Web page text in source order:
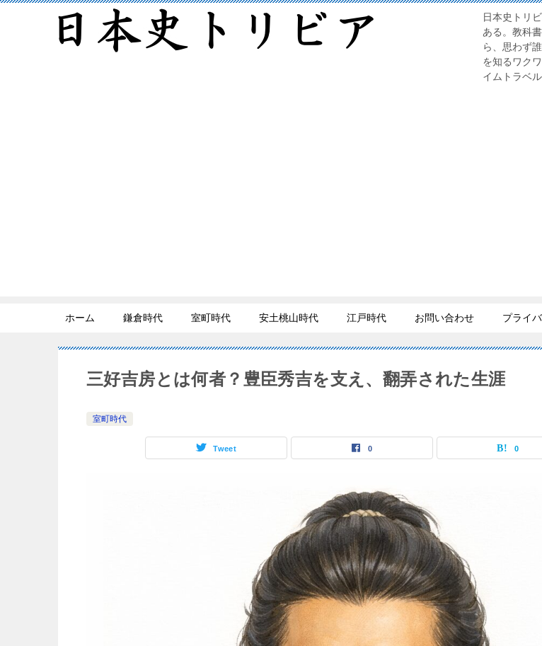
日本史トリ
ある。教科
ら、思わず
を知るワク
イムトラベ
ホーム 鎌倉時代 室町時代 安土桃山時代 江戸時代 お問い合わせ プライ
三好吉房とは何者？豊臣秀吉を支え、翻弄された生涯
室町時代
Tweet 0 0